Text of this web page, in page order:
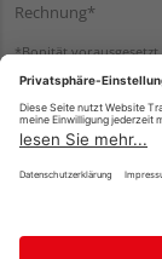
Rechnung*
*Bonität vorausgesetzt
Impressum